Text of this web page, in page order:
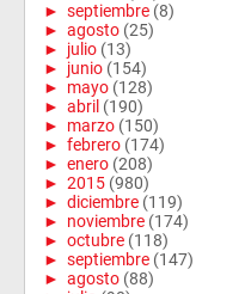
► septiembre (8)
► agosto (25)
► julio (13)
► junio (154)
► mayo (128)
► abril (190)
► marzo (150)
► febrero (174)
► enero (208)
► 2015 (980)
► diciembre (119)
► noviembre (174)
► octubre (118)
► septiembre (147)
► agosto (88)